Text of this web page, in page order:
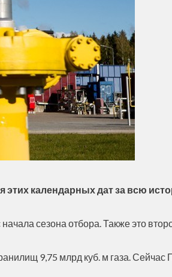
календарных дат за всю
сезона отбора. Также это
9,75 млрд куб. м газа.